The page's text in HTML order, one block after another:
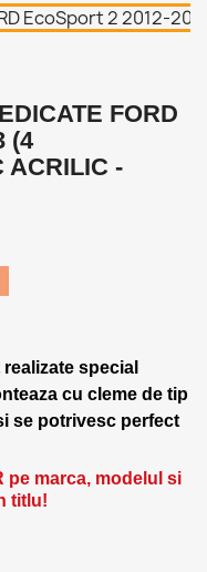
FORD
(4
ACRILIC -
special
cu cleme de tip
se potrivesc perfect
pe marca, modelul si
titlu!